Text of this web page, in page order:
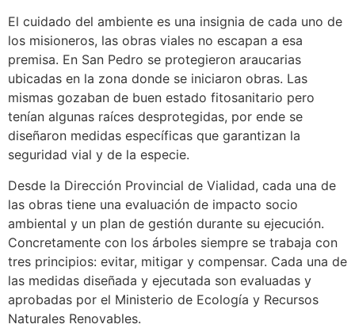
El cuidado del ambiente es una insignia de cada uno de
los misioneros, las obras viales no escapan a esa
premisa. En San Pedro se protegieron araucarias
ubicadas en la zona donde se iniciaron obras. Las
mismas gozaban de buen estado fitosanitario pero
tenían algunas raíces desprotegidas, por ende se
diseñaron medidas específicas que garantizan la
seguridad vial y de la especie.
Desde la Dirección Provincial de Vialidad, cada una de
las obras tiene una evaluación de impacto socio
ambiental y un plan de gestión durante su ejecución.
Concretamente con los árboles siempre se trabaja con
tres principios: evitar, mitigar y compensar. Cada una de
las medidas diseñada y ejecutada son evaluadas y
aprobadas por el Ministerio de Ecología y Recursos
Naturales Renovables.